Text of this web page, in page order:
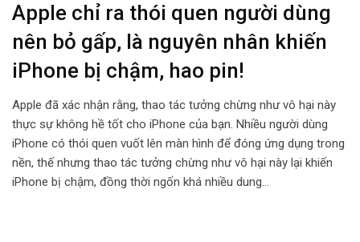
Apple chỉ ra thói quen người dùng
nên bỏ gấp, là nguyên nhân khiến
iPhone bị chậm, hao pin!
Apple đã xác nhận rằng, thao tác tưởng chừng như vô hại này
thực sự không hề tốt cho iPhone của bạn. Nhiều người dùng
iPhone có thói quen vuốt lên màn hình để đóng ứng dụng trong
nền, thế nhưng thao tác tưởng chừng như vô hại này lại khiến
iPhone bị chậm, đồng thời ngốn khá nhiều dung…